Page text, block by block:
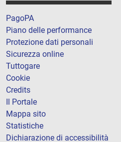
PagoPA
Piano delle performance
Protezione dati personali
Sicurezza online
Tuttogare
Cookie
Credits
Il Portale
Mappa sito
Statistiche
Dichiarazione di accessibilità